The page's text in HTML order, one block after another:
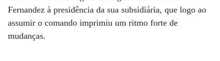
Fernandez à presidência da sua subsidiária, que logo ao
assumir o comando imprimiu um ritmo forte de
mudanças.